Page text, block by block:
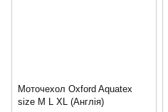
Моточехол Oxford Aquatex
size M L XL (Англія)